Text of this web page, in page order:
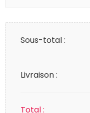
Sous-total :
Livraison :
Total :